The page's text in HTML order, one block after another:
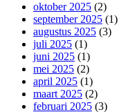
oktober 2025 (2)
september 2025 (1)
augustus 2025 (3)
juli 2025 (1)
juni 2025 (1)
mei 2025 (2)
april 2025 (1)
maart 2025 (2)
februari 2025 (3)